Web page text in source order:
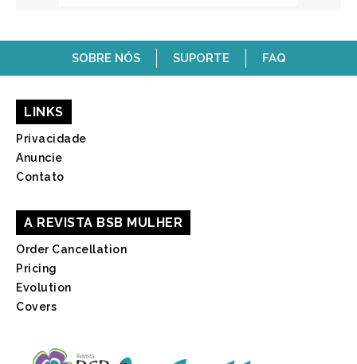
SOBRE NÓS SUPORTE FAQ
LINKS
Privacidade
Anuncie
Contato
A REVISTA BSB MULHER
Order Cancellation
Pricing
Evolution
Covers